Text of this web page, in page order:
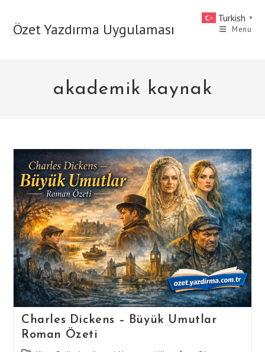
contentÖzet Yazdırma Uygulaması Menu
akademik kaynak
Charles Dickens – Büyük Umutlar
Roman Özeti
Turkish ▼